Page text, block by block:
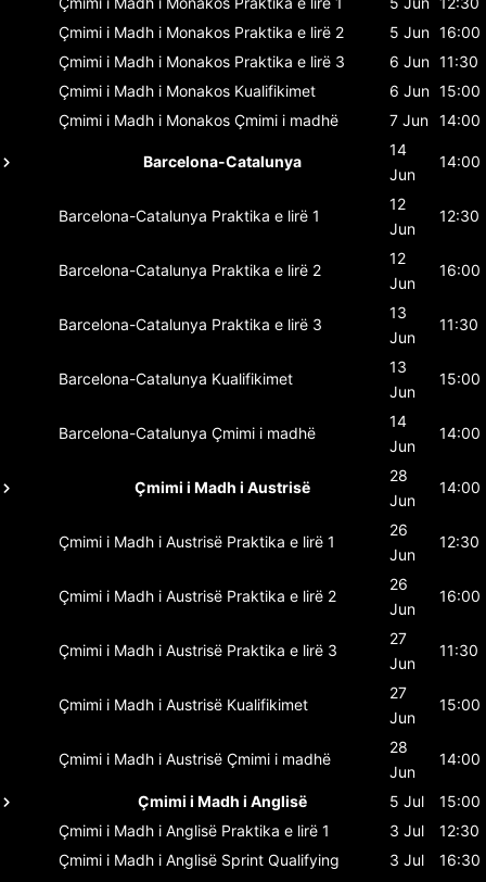
Çmimi i Madh i Monakos Praktika e lirë 2 5 Jun 16:00
Çmimi i Madh i Monakos Praktika e lirë 3 6 Jun 11:30
Çmimi i Madh i Monakos Kualifikimet 6 Jun 15:00
Çmimi i Madh i Monakos Çmimi i madhë 7 Jun 14:00
Barcelona-Catalunya
14
Jun
14:00
Barcelona-Catalunya Praktika e lirë 1
12
Jun
12:30
Barcelona-Catalunya Praktika e lirë 2
12
Jun
16:00
Barcelona-Catalunya Praktika e lirë 3
13
Jun
11:30
Barcelona-Catalunya Kualifikimet
13
Jun
15:00
Barcelona-Catalunya Çmimi i madhë
14
Jun
14:00
Çmimi i Madh i Austrisë
28
Jun
14:00
Çmimi i Madh i Austrisë Praktika e lirë 1
26
Jun
12:30
Çmimi i Madh i Austrisë Praktika e lirë 2
26
Jun
16:00
Çmimi i Madh i Austrisë Praktika e lirë 3
27
Jun
11:30
Çmimi i Madh i Austrisë Kualifikimet
27
Jun
15:00
Çmimi i Madh i Austrisë Çmimi i madhë
28
Jun
14:00
Çmimi i Madh i Anglisë 5 Jul
15:00
Çmimi i Madh i Anglisë Praktika e lirë 1 3 Jul
12:30
Çmimi i Madh i Anglisë Sprint Qualifying 3 Jul
16:30